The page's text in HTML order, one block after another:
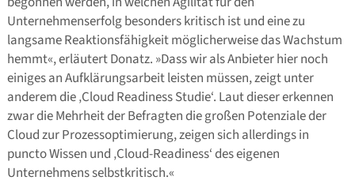
Unternehmenserfolg besonders kritisch ist und eine zu
langsame Reaktionsfähigkeit möglicherweise das Wachstum
hemmt«, erläutert Donatz. »Dass wir als Anbieter hier noch
einiges an Aufklärungsarbeit leisten müssen, zeigt unter
anderem die ‚Cloud Readiness Studie‘. Laut dieser erkennen
zwar die Mehrheit der Befragten die großen Potenziale der
Cloud zur Prozessoptimierung, zeigen sich allerdings in
puncto Wissen und ‚Cloud-Readiness‘ des eigenen
Unternehmens selbstkritisch.«